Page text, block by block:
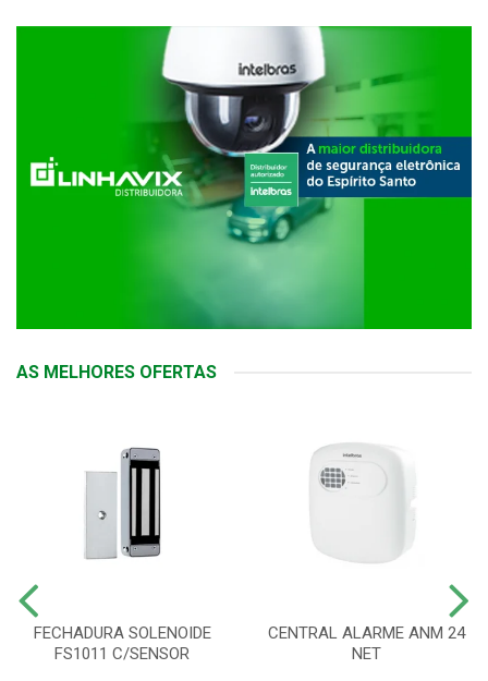
AS MELHORES OFERTAS
FECHADURA SOLENOIDE
FS1011 C/SENSOR
CENTRAL ALARME ANM 24
NET